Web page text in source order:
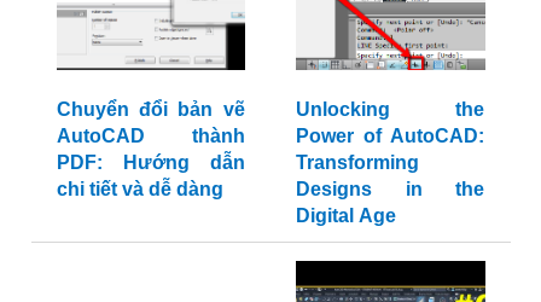
Chuyển đổi bản vẽ
AutoCAD thành
PDF: Hướng dẫn
chi tiết và dễ dàng
Unlocking the
Power of AutoCAD:
Transforming
Designs in the
Digital Age